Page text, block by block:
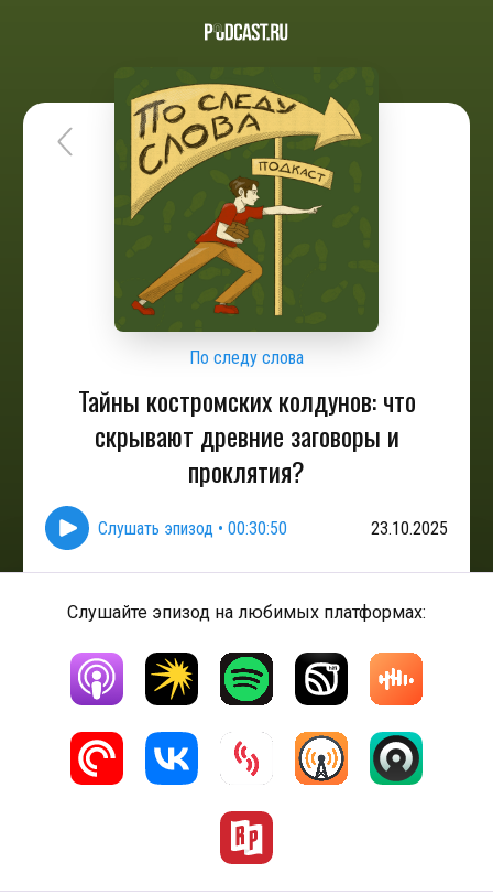
По следу слова
Тайны костромских колдунов: что
скрывают древние заговоры и
проклятия?
Слушать эпизод • 00:30:50 23.10.2025
Слушайте эпизод на любимых платформах: